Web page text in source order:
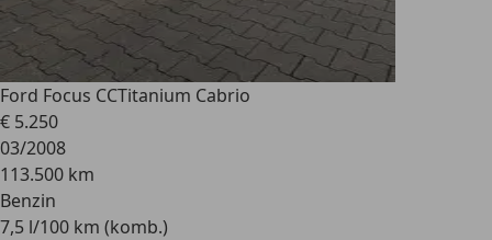
Ford Focus CCTitanium Cabrio
€ 5.250
03/2008
113.500 km
Benzin
7,5 l/100 km (komb.)